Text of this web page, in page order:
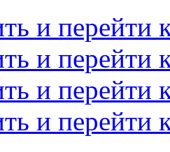
и перейти
и перейти
и перейти
и перейти